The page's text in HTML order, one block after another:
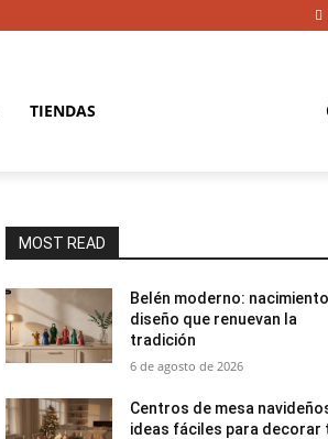
TIENDAS
MOST READ
Belén moderno:
diseño que renuevan la
tradición
6 de agosto de 2026
Centros de mesa
ideas fáciles para decorar